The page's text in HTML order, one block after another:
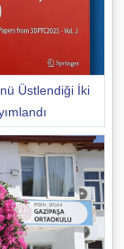
Üstlendiği İki